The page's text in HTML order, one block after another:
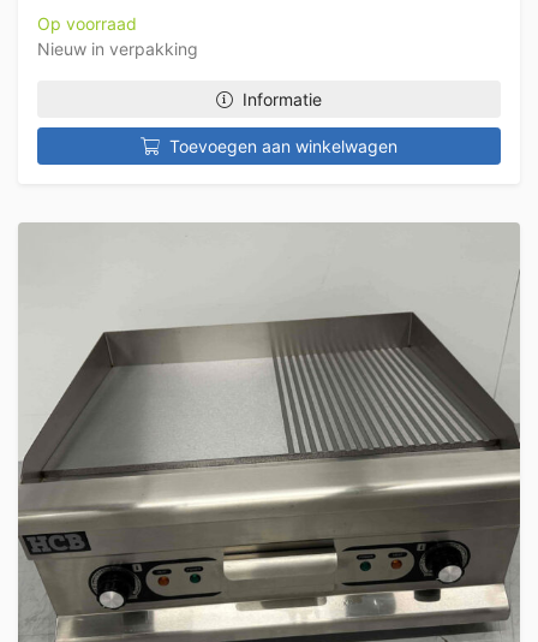
Op voorraad
Nieuw in verpakking
Informatie
Toevoegen aan winkelwagen